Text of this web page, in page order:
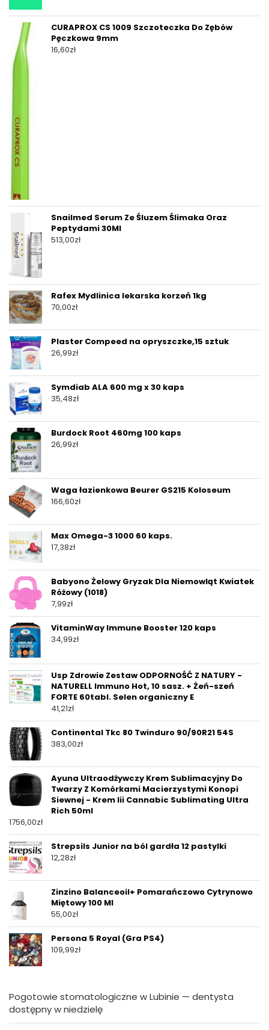
CURAPROX CS 1009 Szczoteczka Do Zębów
Pęczkowa 9mm
16,60zł
Snailmed Serum Ze Śluzem Ślimaka Oraz
Peptydami 30Ml
513,00zł
Rafex Mydlinica lekarska korzeń 1kg
70,00zł
Plaster Compeed na opryszczke,15 sztuk
26,99zł
Symdiab ALA 600 mg x 30 kaps
35,48zł
Burdock Root 460mg 100 kaps
26,99zł
Waga łazienkowa Beurer GS215 Koloseum
166,60zł
Max Omega-3 1000 60 kaps.
17,38zł
Babyono Żelowy Gryzak Dla Niemowląt Kwiatek
Różowy (1018)
7,99zł
VitaminWay Immune Booster 120 kaps
34,99zł
Usp Zdrowie Zestaw ODPORNOŚĆ Z NATURY -
NATURELL Immuno Hot, 10 sasz. + Żeń-szeń
FORTE 60tabl. Selen organiczny E
41,21zł
Continental Tkc 80 Twinduro 90/90R21 54S
383,00zł
Ayuna Ultraodżywczy Krem Sublimacyjny Do
Twarzy Z Komórkami Macierzystymi Konopi
Siewnej - Krem Iii Cannabic Sublimating Ultra
Rich 50ml
1756,00zł
Strepsils Junior na ból gardła 12 pastylki
12,28zł
Zinzino Balanceoil+ Pomarańczowo Cytrynowo
Miętowy 100 Ml
55,00zł
Persona 5 Royal (Gra PS4)
109,99zł
Pogotowie stomatologiczne w Lubinie — dentysta
dostępny w niedzielę